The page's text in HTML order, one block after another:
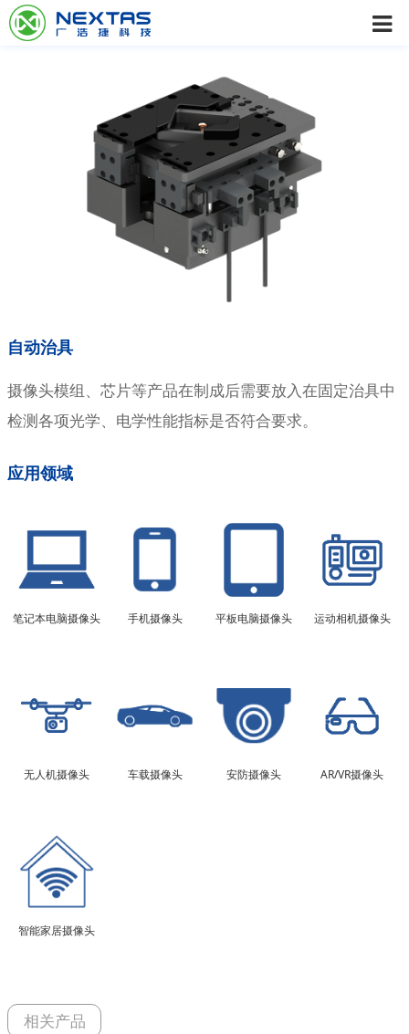
自动治具
摄像头模组、芯片等产品在制成后需要放入在固定治具中
检测各项光学、电学性能指标是否符合要求。
应用领域
笔记本电脑摄像头 手机摄像头 平板电脑摄像头 运动相机摄像头
无人机摄像头 车载摄像头 安防摄像头 AR/VR摄像头
智能家居摄像头
相关产品